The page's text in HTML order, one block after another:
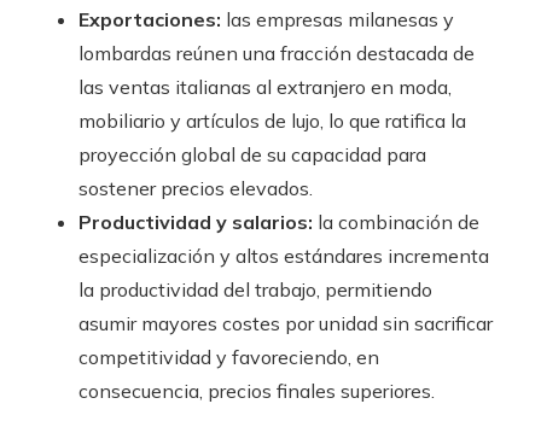
Exportaciones: las empresas milanesas y
lombardas reúnen una fracción destacada de
las ventas italianas al extranjero en moda,
mobiliario y artículos de lujo, lo que ratifica la
proyección global de su capacidad para
sostener precios elevados.
Productividad y salarios: la combinación de
especialización y altos estándares incrementa
la productividad del trabajo, permitiendo
asumir mayores costes por unidad sin sacrificar
competitividad y favoreciendo, en
consecuencia, precios finales superiores.